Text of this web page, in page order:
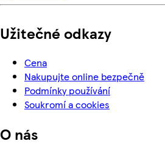
Užitečné odkazy
Cena
Nakupujte online bezpečně
Podmínky používání
Soukromí a cookies
O nás